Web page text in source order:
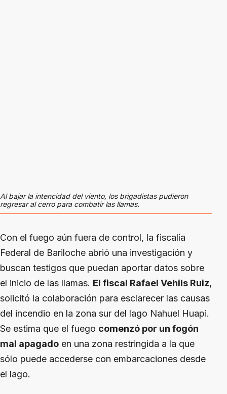
Al bajar la intencidad del viento, los brigadistas pudieron
regresar al cerro para combatir las llamas.
Con el fuego aún fuera de control, la fiscalía
Federal de Bariloche abrió una investigación y
buscan testigos que puedan aportar datos sobre
el inicio de las llamas. El fiscal Rafael Vehils Ruiz,
solicitó la colaboración para esclarecer las causas
del incendio en la zona sur del lago Nahuel Huapi.
Se estima que el fuego comenzó por un fogón
mal apagado en una zona restringida a la que
sólo puede accederse con embarcaciones desde
el lago.